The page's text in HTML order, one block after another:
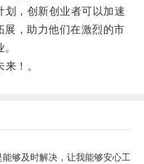
，创新创业者可以加速
展，助力他们在激烈的市
！。
够及时解决，让我能够安心工